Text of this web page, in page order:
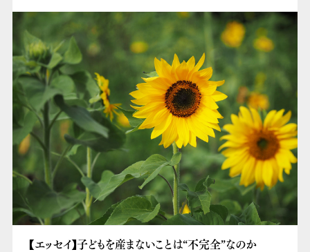
【エッセイ】子どもを産まないことは“不完全”なのか